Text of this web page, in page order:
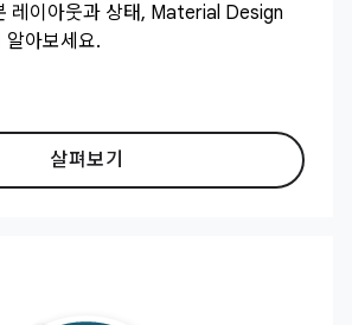
레이아웃과 상태, Material Design
알아보세요.
살펴보기